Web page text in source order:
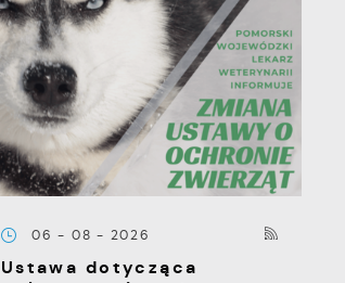
06 - 08 - 2026
Ustawa dotycząca